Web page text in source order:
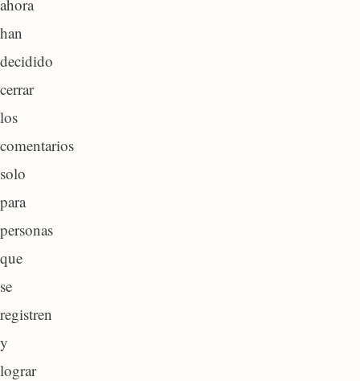
ahora
han
decidido
cerrar
los
comentarios
solo
para
personas
que
se
registren
y
lograr